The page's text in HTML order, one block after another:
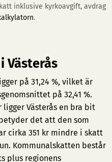
inklusive kyrkoavgift, avdrag
.
Västerås
på 31,24 %, vilket är
på 32,41 %.
ligger Västerås en bra bit
det att den som
cirka 351 kr mindre i skatt
Kommunalskatten består
plus regionens